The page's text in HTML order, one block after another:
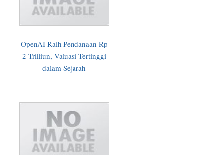
OpenAI Raih Pendanaan Rp
2 Trilliun, Valuasi Tertinggi
dalam Sejarah